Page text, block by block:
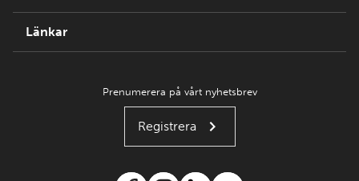
Länkar
Prenumerera på vårt nyhetsbrev
Registrera